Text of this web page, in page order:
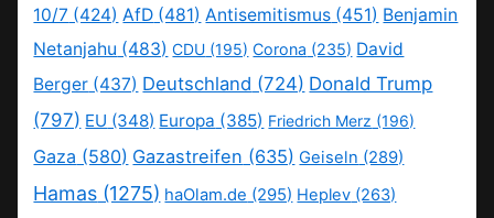
10/7 (424) AfD (481) Antisemitismus (451) Benjamin
Netanjahu (483) CDU (195) Corona (235) David
Berger (437) Deutschland (724) Donald Trump
(797) EU (348) Europa (385) Friedrich Merz (196)
Gaza (580) Gazastreifen (635) Geiseln (289)
Hamas (1275) haOlam.de (295) Heplev (263)